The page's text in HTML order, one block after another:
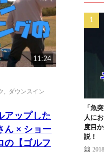
11:24
ダウンスイン
アップした
ん × ショー
の【ゴルフ
「魚
人に
度目
説！